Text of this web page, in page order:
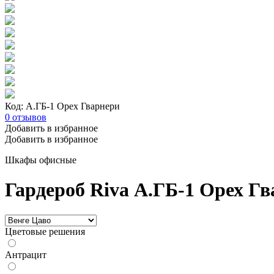
Код: А.ГБ-1 Орех Гварнери
0 отзывов
Добавить в избранное
Добавить в избранное
Шкафы офисные
Гардероб Riva А.ГБ-1 Орех
Цветовые решения
Антрацит